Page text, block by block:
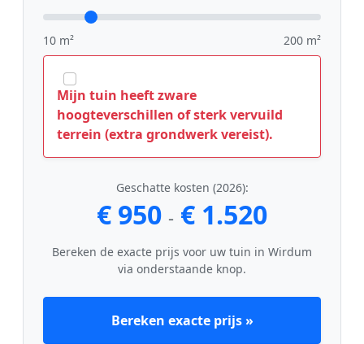
10 m² 200 m²
Mijn tuin heeft zware
hoogteverschillen of sterk vervuild
terrein (extra grondwerk vereist).
Geschatte kosten (2026):
€ 950 - € 1.520
Bereken de exacte prijs voor uw tuin in Wirdum
via onderstaande knop.
Bereken exacte prijs »